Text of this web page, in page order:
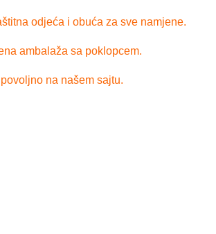
odjeća i obuća za sve namjene.
ambalaža sa poklopcem.
na našem sajtu.